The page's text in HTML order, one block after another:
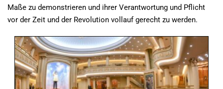
Maße zu demonstrieren und ihrer Verantwortung und Pflicht
vor der Zeit und der Revolution vollauf gerecht zu werden.